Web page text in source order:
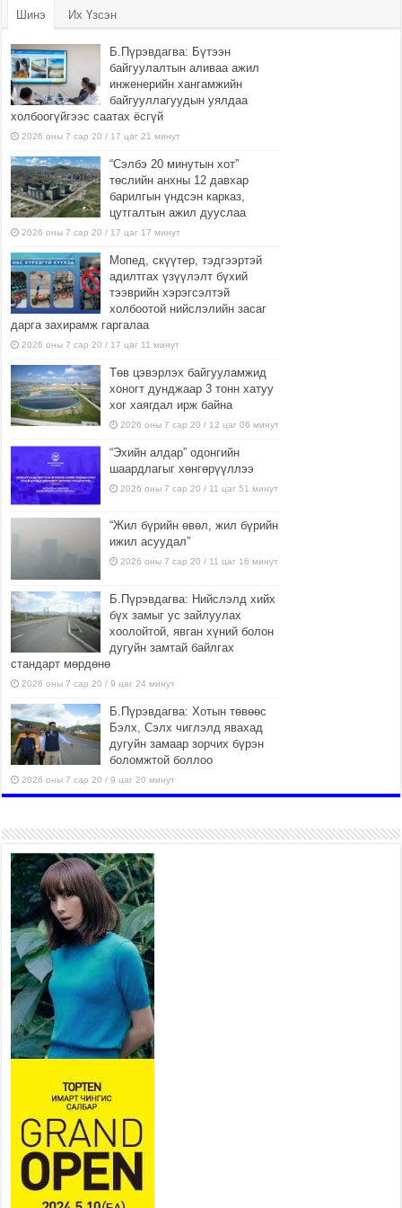
Шинэ Их Үзсэн
Б.Пүрэвдагва: Бүтээн
байгуулалтын аливаа ажил
инженерийн хангамжийн
байгууллагуудын уялдаа
холбоогүйгээс саатах ёсгүй
2026 оны 7 сар 20 / 17 цаг 21 минут
“Сэлбэ 20 минутын хот”
төслийн анхны 12 давхар
барилгын үндсэн карказ,
цутгалтын ажил дууслаа
2026 оны 7 сар 20 / 17 цаг 17 минут
Мопед, скүүтер, тэдгээртэй
адилтгах үзүүлэлт бүхий
тээврийн хэрэгсэлтэй
холбоотой нийслэлийн засаг
дарга захирамж гаргалаа
2026 оны 7 сар 20 / 17 цаг 11 минут
Төв цэвэрлэх байгууламжид
хоногт дунджаар 3 тонн хатуу
хог хаягдал ирж байна
2026 оны 7 сар 20 / 12 цаг 06 минут
“Эхийн алдар” одонгийн
шаардлагыг хөнгөрүүллээ
2026 оны 7 сар 20 / 11 цаг 51 минут
“Жил бүрийн өвөл, жил бүрийн
ижил асуудал”
2026 оны 7 сар 20 / 11 цаг 16 минут
Б.Пүрэвдагва: Нийслэлд хийх
бүх замыг ус зайлуулах
хоолойтой, явган хүний болон
дугуйн замтай байлгах
стандарт мөрдөнө
2026 оны 7 сар 20 / 9 цаг 24 минут
Б.Пүрэвдагва: Хотын төвөөс
Бэлх, Сэлх чиглэлд явахад
дугуйн замаар зорчих бүрэн
боломжтой боллоо
2026 оны 7 сар 20 / 9 цаг 20 минут
шугам хоолойн ажил 80
хувьтай үргэлжилж байна
2026 оны 7 сар 20 / 9 цаг 14 минут
Усархаг аадар бороо орж
байгаа тул аюулгүй байдлаа
хангаж, үер усны аюулаас
сэрэмжлэхийг нийслэлийн
Онцгой байдлын газраас анхааруулж байна
2026 оны 7 сар 20 / 9 цаг 09 минут
311 алба хаагч, 119 техник хэрэгсэлтэй ажиллаж
үер усны аюул, болзошгүй эрсдэлээс сэргийлж
байна
Аяллаа зөв төлөвлөхийг иргэдэд зөвлөж байна
2026 оны 7 сар 16 / 11 цаг 50 минут
Үер усны болзошгүй аюулаас сэргийлж,
холбогдох байгууллагууд өндөржүүлсэн бэлэн
байдалд ажиллаж байна
2026 оны 7 сар 15 / 13 цаг 06 минут